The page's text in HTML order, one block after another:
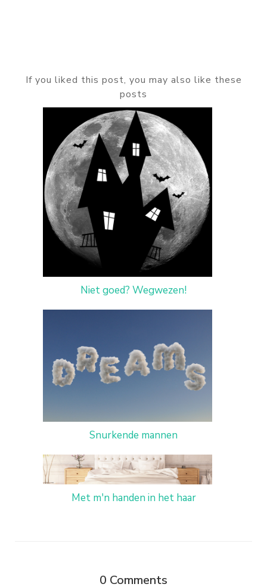
If you liked this post, you may also like these
posts
Niet goed? Wegwezen!
Snurkende mannen
Met m'n handen in het haar
0 Comments